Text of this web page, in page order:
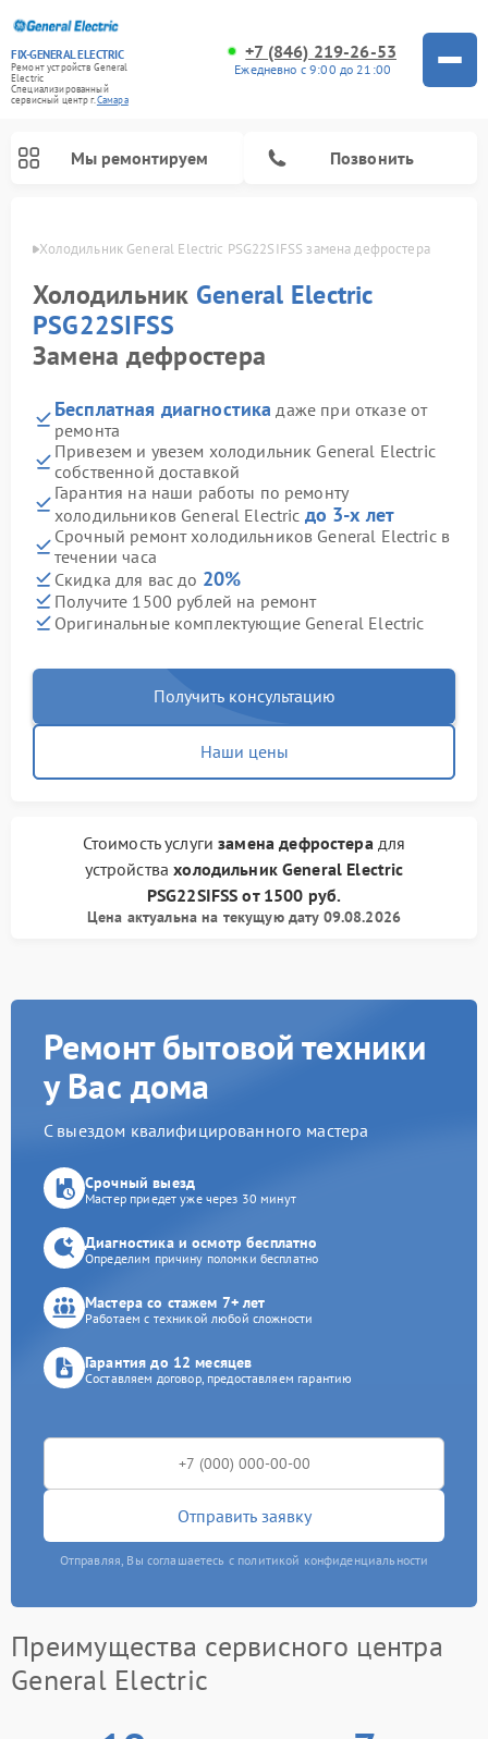
FIX-GENERAL ELECTRIC
Ремонт устройств General
Electric
Специализированный
cервисный центр г.Самара
+7 (846) 219-26-53
Ежедневно с 9:00 до 21:00
Мы ремонтируем Позвонить
Холодильник General Electric PSG22SIFSS замена дефростера
Холодильник General Electric
PSG22SIFSS
Замена дефростера
Бесплатная диагностика даже при отказе от
ремонта
Привезем и увезем холодильник General Electric
собственной доставкой
Гарантия на наши работы по ремонту
холодильников General Electric до 3-х лет
Срочный ремонт холодильников General Electric в
течении часа
Скидка для вас до 20%
Получите 1500 рублей на ремонт
Оригинальные комплектующие General Electric
Получить консультацию
Наши цены
Стоимость услугизамена дефростерадля
устройствахолодильник General Electric
PSG22SIFSSот 1500 руб.
Цена актуальна на текущую дату 09.08.2026
Ремонт бытовой техники
у Вас дома
С выездом квалифицированного мастера
Срочный выезд
Мастер приедет уже через 30 минут
Диагностика и осмотр бесплатно
Определим причину поломки бесплатно
Мастера со стажем 7+ лет
Работаем с техникой любой сложности
Гарантия до 12 месяцев
Составляем договор, предоставляем гарантию
Отправить заявку
Отправляя, Вы соглашаетесь с политикой конфиденциальности
Преимущества сервисного центра
General Electric